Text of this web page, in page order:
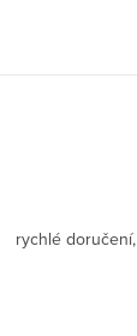
rychlé